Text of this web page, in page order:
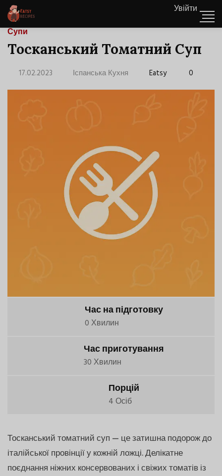
Увійти
Супи
Тосканський Томатний Суп
17.02.2023 Іспанська Кухня Eatsy 0
Час на підготовку
0 Хвилин
Час приготування
30 Хвилин
Порцій
4 Осіб
Тосканський томатний суп — це затишна подорож до
італійської провінції у кожній ложці. Делікатне
поєднання ніжних консервованих і свіжих томатів із